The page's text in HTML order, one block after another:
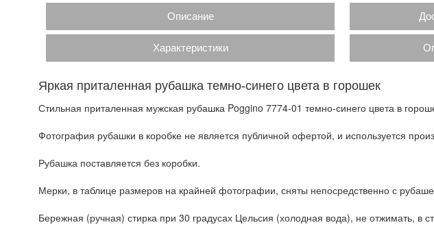
Описание
Характеристики
Яркая приталенная рубашка темно-синего цвета в горошек
Стильная приталенная мужская рубашка Poggino 7774-01 темно-синего цвета в
Фотография рубашки в коробке не является публичной офертой, и используется
Рубашка поставляется без коробки.
Мерки, в таблице размеров на крайней фотографии, сняты непосредственно с
Бережная (ручная) стирка при 30 градусах Цельсия (холодная вода), не отжимать, в